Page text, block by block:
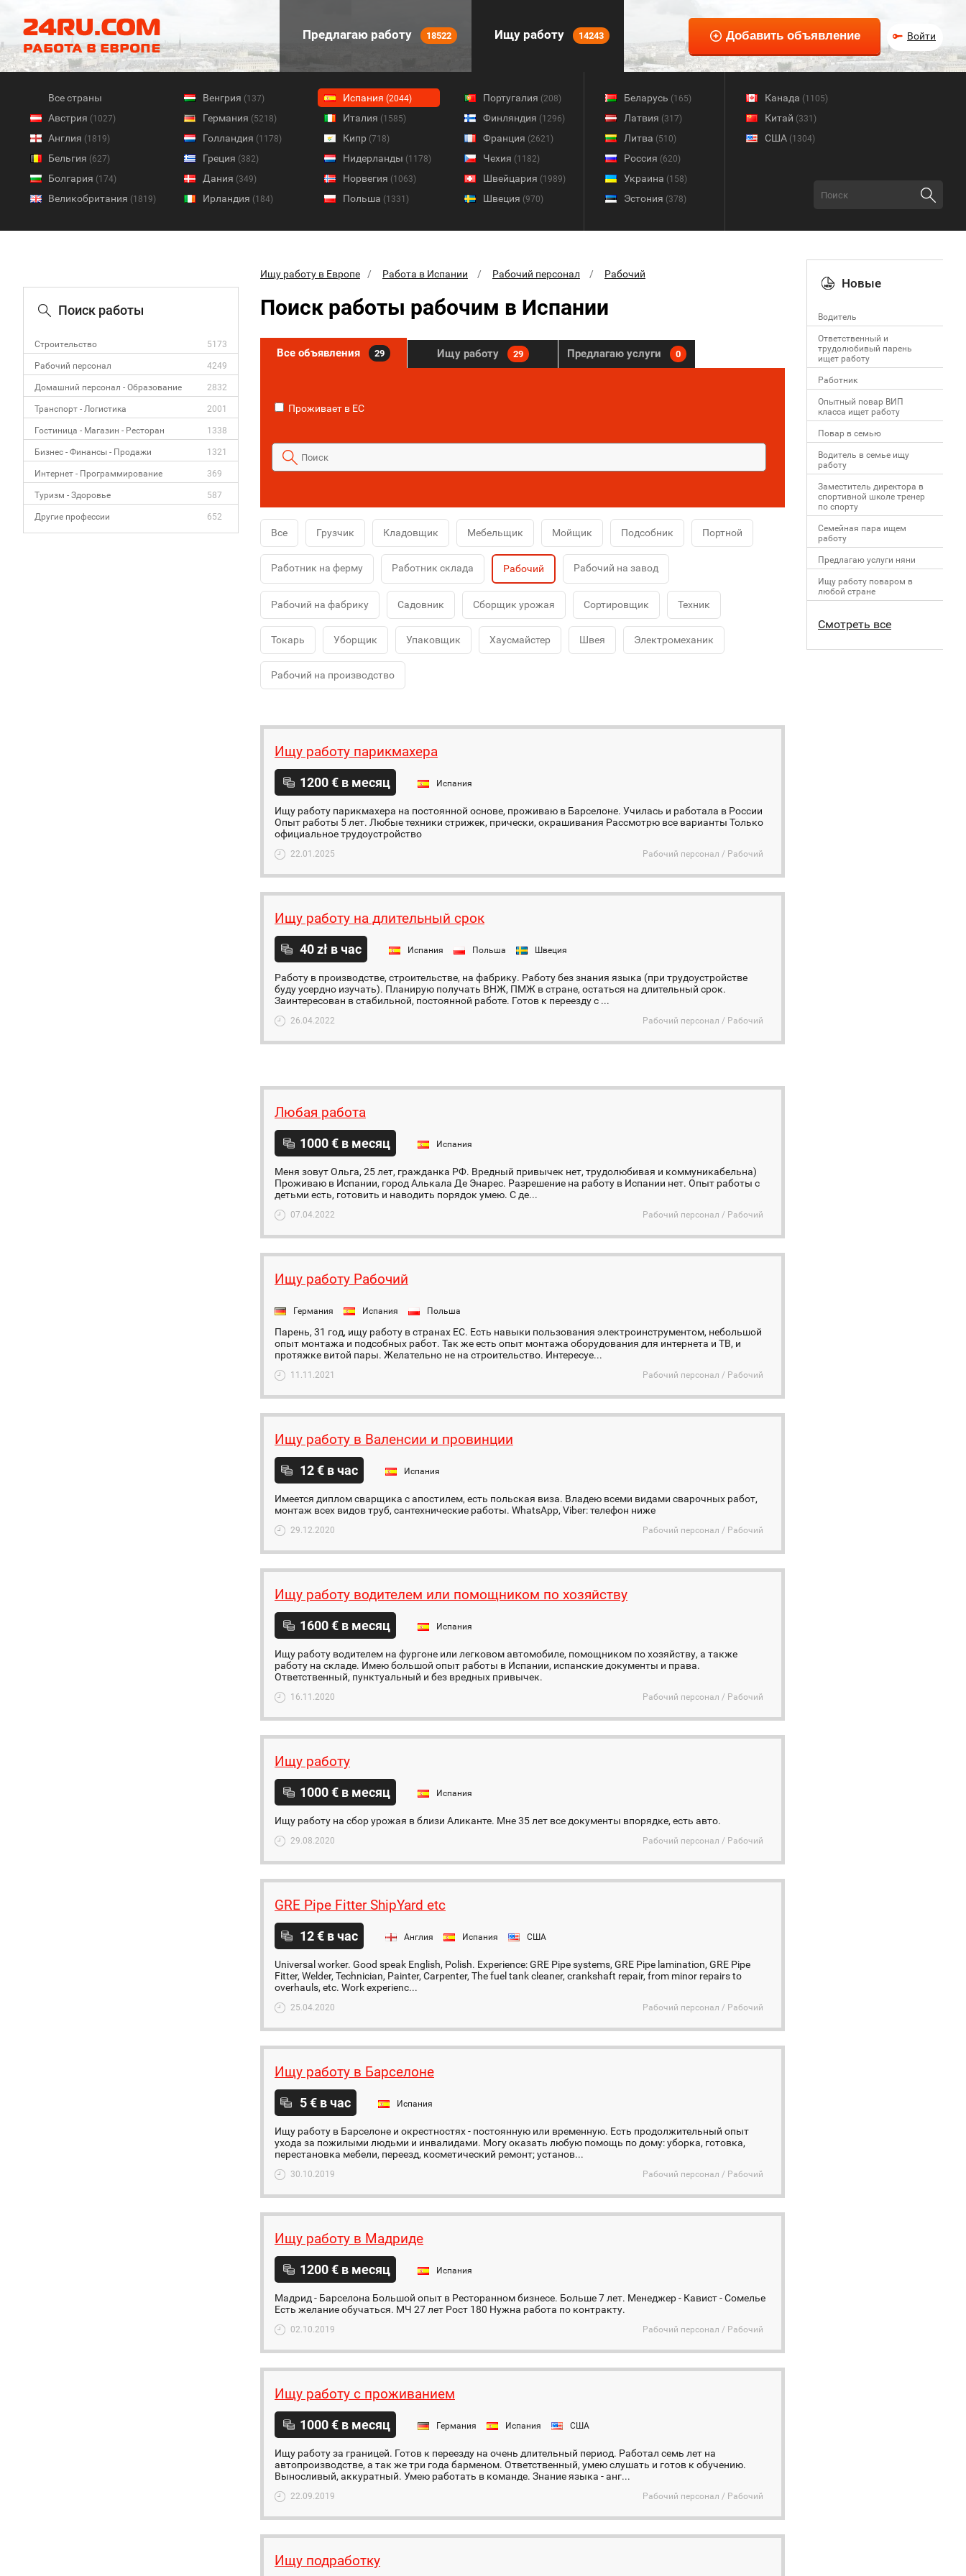
Предлагаю работу 18522 Ищу работу 14243 Войти
Все страны
Австрия (1027)
Англия (1819)
Бельгия (627)
Болгария (174)
Великобритания (1819)
Венгрия (137)
Германия (5218)
Голландия (1178)
Греция (382)
Дания (349)
Ирландия (184)
Испания (2044)
Италия (1585)
Кипр (718)
Нидерланды (1178)
Норвегия (1063)
Польша (1331)
Португалия (208)
Финляндия (1296)
Франция (2621)
Чехия (1182)
Швейцария (1989)
Швеция (970)
Беларусь (165)
Латвия (317)
Литва (510)
Россия (620)
Украина (158)
Эстония (378)
Канада (1105)
Китай (331)
США (1304)
Поиск работы
Строительство 5173
Рабочий персонал 4249
Домашний персонал - Образование 2832
Транспорт - Логистика 2001
Гостиница - Магазин - Ресторан 1338
Бизнес - Финансы - Продажи 1321
Интернет - Программирование 369
Туризм - Здоровье 587
Другие профессии 652
Ищу работу в Европе Работа в Испании Рабочий персонал Рабочий
Поиск работы рабочим в Испании
Все объявления 29 Ищу работу 29 Предлагаю услуги 0
Проживает в ЕС
Все Грузчик Кладовщик Мебельщик Мойщик Подсобник Портной
Работник на ферму Работник склада Рабочий Рабочий на завод
Рабочий на фабрику Садовник Сборщик урожая Сортировщик Техник
Токарь Уборщик Упаковщик Хаусмайстер Швея Электромеханик
Рабочий на производство
Ищу работу парикмахера
1200 € в месяц Испания
Ищу работу парикмахера на постоянной основе, проживаю в Барселоне. Училась и работала в России
Опыт работы 5 лет. Любые техники стрижек, прически, окрашивания Рассмотрю все варианты Только
официальное трудоустройство
22.01.2025 Рабочий персонал / Рабочий
Ищу работу на длительный срок
40 zł в час Испания Польша Швеция
Работу в производстве, строительстве, на фабрику. Работу без знания языка (при трудоустройстве
буду усердно изучать). Планирую получать ВНЖ, ПМЖ в стране, остаться на длительный срок.
Заинтересован в стабильной, постоянной работе. Готов к переезду с ...
26.04.2022 Рабочий персонал / Рабочий
Любая работа
1000 € в месяц Испания
Меня зовут Ольга, 25 лет, гражданка РФ. Вредный привычек нет, трудолюбивая и коммуникабельна)
Проживаю в Испании, город Алькала Де Энарес. Разрешение на работу в Испании нет. Опыт работы с
детьми есть, готовить и наводить порядок умею. С де...
07.04.2022 Рабочий персонал / Рабочий
Ищу работу Рабочий
Германия Испания Польша
Парень, 31 год, ищу работу в странах ЕС. Есть навыки пользования электроинструментом, небольшой
опыт монтажа и подсобных работ. Так же есть опыт монтажа оборудования для интернета и ТВ, и
протяжке витой пары. Желательно не на строительство. Интересуе...
11.11.2021 Рабочий персонал / Рабочий
Ищу работу в Валенсии и провинции
12 € в час Испания
Имеется диплом сварщика с апостилем, есть польская виза. Владею всеми видами сварочных работ,
монтаж всех видов труб, сантехнические работы. WhatsApp, Viber: телефон ниже
29.12.2020 Рабочий персонал / Рабочий
Ищу работу водителем или помощником по хозяйству
1600 € в месяц Испания
Ищу работу водителем на фургоне или легковом автомобиле, помощником по хозяйству, а также
работу на складе. Имею большой опыт работы в Испании, испанские документы и права.
Ответственный, пунктуальный и без вредных привычек.
16.11.2020 Рабочий персонал / Рабочий
Ищу работу
1000 € в месяц Испания
Ищу работу на сбор урожая в близи Аликанте. Мне 35 лет все документы впорядке, есть авто.
29.08.2020 Рабочий персонал / Рабочий
GRE Pipe Fitter ShipYard etc
12 € в час Англия Испания США
Universal worker. Good speak English, Polish. Experience: GRE Pipe systems, GRE Pipe lamination, GRE Pipe
Fitter, Welder, Technician, Painter, Carpenter, The fuel tank cleaner, crankshaft repair, from minor repairs to
overhauls, etc. Work experienc...
25.04.2020 Рабочий персонал / Рабочий
Ищу работу в Барселоне
5 € в час Испания
Ищу работу в Барселоне и окрестностях - постоянную или временную. Есть продолжительный опыт
ухода за пожилыми людьми и инвалидами. Могу оказать любую помощь по дому: уборка, готовка,
перестановка мебели, переезд, косметический ремонт; установ...
30.10.2019 Рабочий персонал / Рабочий
Ищу работу в Мадриде
1200 € в месяц Испания
Мадрид - Барселона Большой опыт в Ресторанном бизнесе. Больше 7 лет. Менеджер - Кавист - Сомелье
Есть желание обучаться. МЧ 27 лет Рост 180 Нужна работа по контракту.
02.10.2019 Рабочий персонал / Рабочий
Ищу работу с проживанием
1000 € в месяц Германия Испания США
Ищу работу за границей. Готов к переезду на очень длительный период. Работал семь лет на
автопроизводстве, а так же три года барменом. Ответственный, умею слушать и готов к обучению.
Выносливый, аккуратный. Умею работать в команде. Знание языка - анг...
22.09.2019 Рабочий персонал / Рабочий
Ищу подработку
Новые
Водитель
Ответственный и
трудолюбивый парень
ищет работу
Работник
Опытный повар ВИП
класса ищет работу
Повар в семью
Водитель в семье ищу
работу
Заместитель директора в
спортивной школе тренер
по спорту
Семейная пара ищем
работу
Предлагаю услуги няни
Ищу работу поваром в
любой стране
Смотреть все